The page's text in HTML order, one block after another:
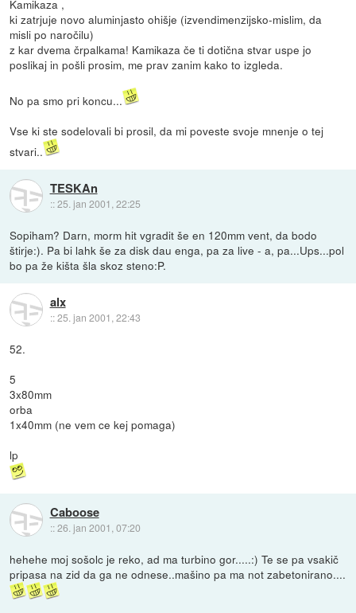
Kamikaza ,
ki zatrjuje novo aluminjasto ohišje (izvendimenzijsko-mislim, da
misli po naročilu)
z kar dvema črpalkama! Kamikaza če ti dotična stvar uspe jo
poslikaj in pošli prosim, me prav zanim kako to izgleda.
No pa smo pri koncu...
Vse ki ste sodelovali bi prosil, da mi poveste svoje mnenje o tej
stvari..
TESKAn
::25. jan 2001, 22:25
Sopiham? Darn, morm hit vgradit še en 120mm vent, da bodo
štirje:). Pa bi lahk še za disk dau enga, pa za live - a, pa...Ups...pol
bo pa že kišta šla skoz steno:P.
alx
::25. jan 2001, 22:43
52.
5
3x80mm
orba
1x40mm (ne vem ce kej pomaga)
lp
Caboose
::26. jan 2001, 07:20
hehehe moj sošolc je reko, ad ma turbino gor.....:) Te se pa vsakič
pripasa na zid da ga ne odnese..mašino pa ma not zabetonirano....